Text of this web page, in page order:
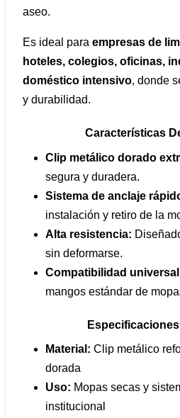
aseo.
Es ideal para empresas de
hoteles, colegios, oficinas,
doméstico intensivo, donde
y durabilidad.
Características
Clip metálico dorado
segura y duradera.
Sistema de anclaje
instalación y retiro de la
Alta resistencia:
sin deformarse.
Compatibilidad
mangos estándar de
Material: Clip metálico
dorada
Uso: Mopas secas y
institucional